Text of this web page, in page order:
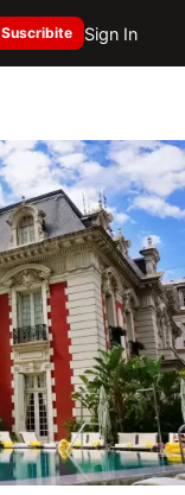
Suscribite Sign In